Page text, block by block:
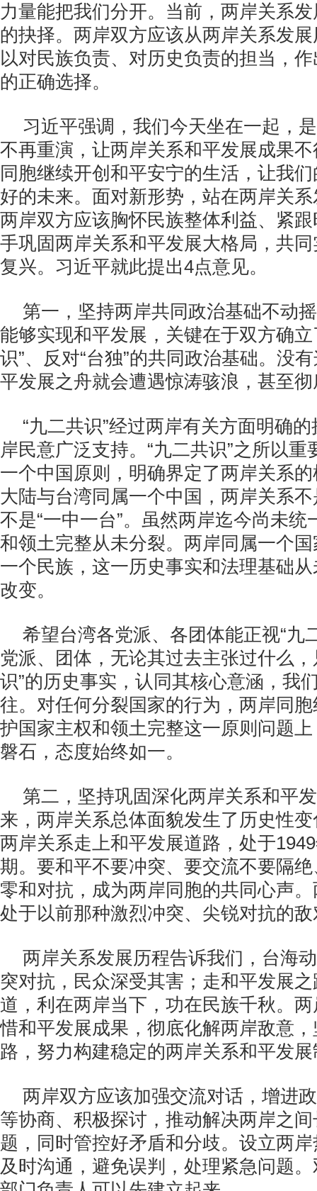
力量能把我们分开。当前，两岸关系
的抉择。两岸双方应该从两岸关系发
以对民族负责、对历史负责的担当，
的正确选择。
习近平强调，我们今天坐在一起，
不再重演，让两岸关系和平发展成果
同胞继续开创和平安宁的生活，让我
好的未来。面对新形势，站在两岸关
两岸双方应该胸怀民族整体利益、紧
手巩固两岸关系和平发展大格局，共
复兴。习近平就此提出4点意见。
第一，坚持两岸共同政治基础不动
能够实现和平发展，关键在于双方确立
识”、反对“台独”的共同政治基础。没
平发展之舟就会遭遇惊涛骇浪，甚至
“九二共识”经过两岸有关方面明确
岸民意广泛支持。“九二共识”之所以
一个中国原则，明确界定了两岸关系
大陆与台湾同属一个中国，两岸关系
不是“一中一台”。虽然两岸迄今尚未统
和领土完整从未分裂。两岸同属一个
一个民族，这一历史事实和法理基础
改变。
希望台湾各党派、各团体能正视“九
党派、团体，无论其过去主张过什么
识”的历史事实，认同其核心意涵，我
往。对任何分裂国家的行为，两岸同
护国家主权和领土完整这一原则问题
磐石，态度始终如一。
第二，坚持巩固深化两岸关系和平
来，两岸关系总体面貌发生了历史性
两岸关系走上和平发展道路，处于1949
期。要和平不要冲突、要交流不要隔
零和对抗，成为两岸同胞的共同心声
处于以前那种激烈冲突、尖锐对抗的
两岸关系发展历程告诉我们，台海
突对抗，民众深受其害；走和平发展
道，利在两岸当下，功在民族千秋。
惜和平发展成果，彻底化解两岸敌意
路，努力构建稳定的两岸关系和平发
两岸双方应该加强交流对话，增进
等协商、积极探讨，推动解决两岸之
题，同时管控好矛盾和分歧。设立两
及时沟通，避免误判，处理紧急问题